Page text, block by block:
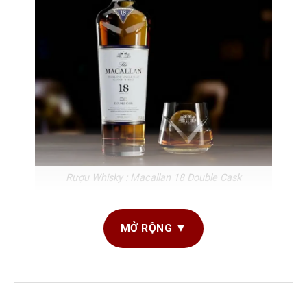
Rượu Whisky : Macallan 18 Double Cask
Tổng quan rượu Whisky Macallan 18 Double
Thương hiệu: MACALLAN
MỞ RỘNG ▼